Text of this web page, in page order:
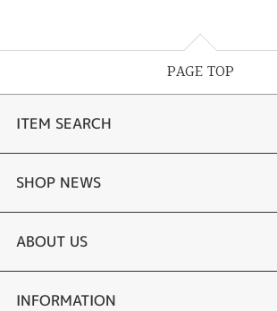
PAGE TOP
ITEM SEARCH
婚約指輪
結婚指輪
セットリング
SHOP NEWS
選ばれる理由まとめ
お客様の声
ABOUT US
会社概要
INFORMATION